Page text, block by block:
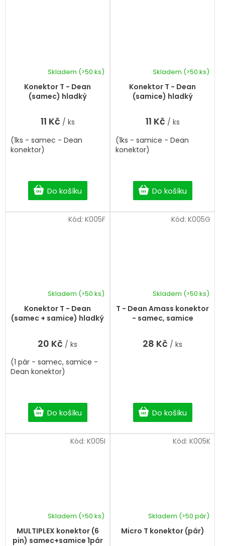
Konektor T - Dean
(samec) hladký
Skladem (>50 ks)
11 Kč / ks
Do košíku
(1ks - samec - Dean
konektor)
Konektor T - Dean
(samice) hladký
Skladem (>50 ks)
11 Kč / ks
Do košíku
(1ks - samice - Dean
konektor)
Konektor T - Dean
(samec + samice) hladký
Skladem (>50 ks)
20 Kč / ks
Do košíku
(1 pár - samec, samice -
Dean konektor)
Kód: K005F
T - Dean Amass konektor
- samec, samice
hodnocení
produktu
Skladem (>50 ks)
28 Kč / ks
Do košíku
Kód: K005G
MULTIPLEX konektor (6
pin) samec+samice 1pár
Skladem (>50 ks)
Kód: K005I
Micro T konektor (pár)
Skladem (>50 pár)
Kód: K005K